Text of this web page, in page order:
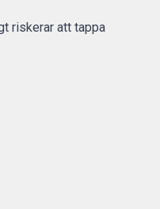
riskerar att tappa